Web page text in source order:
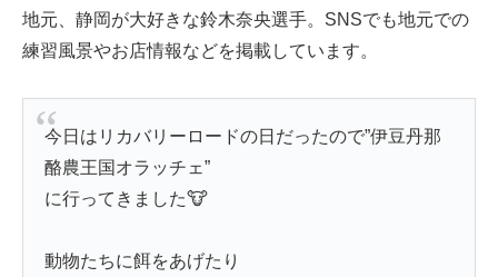
地元、静岡が大好きな鈴木奈央選手。SNSでも地元での
練習風景やお店情報などを掲載しています。
今日はリカバリーロードの日だったので”伊豆丹那
酪農王国オラッチェ”
に行ってきました🐮
動物たちに餌をあげたり